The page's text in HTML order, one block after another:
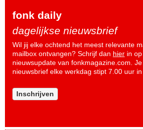
fonk daily
dagelijkse nieuwsbrief
Wil jij elke ochtend het meest relevante
mailbox ontvangen? Schrijf dan hier in
nieuwsupdate van fonkmagazine.com.
nieuwsbrief elke werkdag stipt 7.00 uur in
Inschrijven